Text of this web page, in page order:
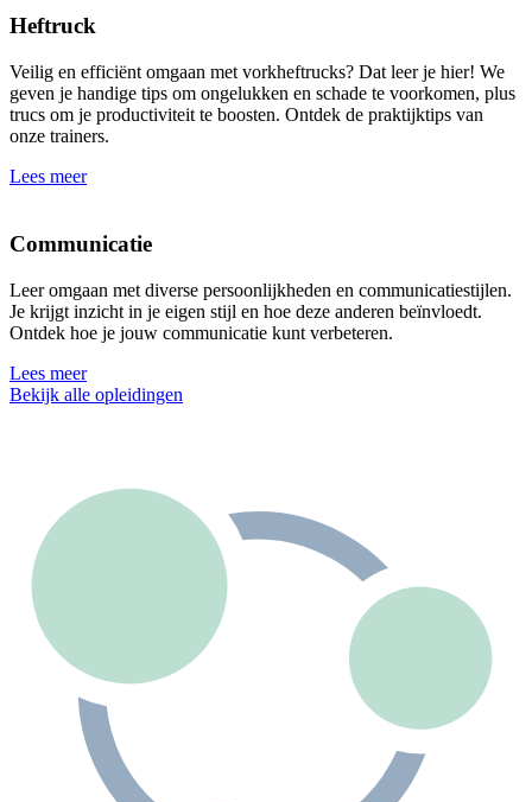
Heftruck
Veilig en efficiënt omgaan met vorkheftrucks? Dat leer je hier! We
geven je handige tips om ongelukken en schade te voorkomen, plus
trucs om je productiviteit te boosten. Ontdek de praktijktips van
onze trainers.
Lees meer
Communicatie
Leer omgaan met diverse persoonlijkheden en communicatiestijlen.
Je krijgt inzicht in je eigen stijl en hoe deze anderen beïnvloedt.
Ontdek hoe je jouw communicatie kunt verbeteren.
Lees meer
Bekijk alle opleidingen